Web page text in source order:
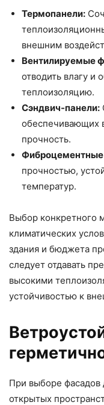
Термопанели:
внешним
Вентилируемые
отводить влагу и
теплоизоляцию.
Сэндвич-панели:
обеспечивающих
прочность.
прочностью,
температур.
Выбор конкретного
климатических
здания и бюджета
следует отдавать
высокими
устойчивостью к
При выборе фасадов
открытых